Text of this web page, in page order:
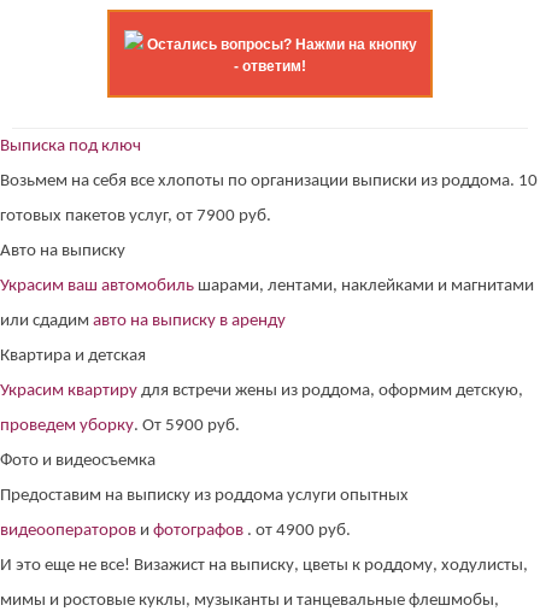
Остались вопросы? Нажми на кнопку
- ответим!
Выписка под ключ
Возьмем на себя все хлопоты по организации выписки из роддома. 10
готовых пакетов услуг, от 7900 руб.
Авто на выписку
Украсим ваш автомобиль шарами, лентами, наклейками и магнитами
или сдадим авто на выписку в аренду
Квартира и детская
Украсим квартиру для встречи жены из роддома, оформим детскую,
проведем уборку. От 5900 руб.
Фото и видеосъемка
Предоставим на выписку из роддома услуги опытных
видеооператоров и фотографов . от 4900 руб.
И это еще не все! Визажист на выписку, цветы к роддому, ходулисты,
мимы и ростовые куклы, музыканты и танцевальные флешмобы,